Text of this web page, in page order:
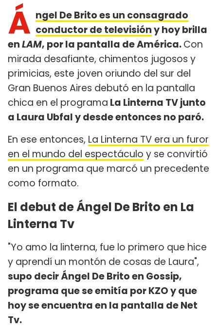
Á ngel De Brito es un consagrado
conductor de televisióny hoy brilla
enLAM, por la pantalla de América.Con
mirada desafiante, chimentos jugosos y
primicias, este joven oriundo del sur del
Gran Buenos Aires debutó en la pantalla
chica en el programa La Linterna TV junto
a Laura Ubfal y desde entonces no paró.
En ese entonces, La Linterna TV era un furor
en el mundo del espectáculo y se convirtió
en un programa que marcó un precedente
como formato.
El debut de Ángel De Brito en La
Linterna Tv
"Yo amo la linterna, fue lo primero que hice
y aprendí un montón de cosas de Laura",
supo decir Ángel De Brito en Gossip,
programa que se emitía por KZO y que
hoy se encuentra en la pantalla de Net
Tv.